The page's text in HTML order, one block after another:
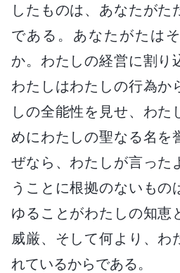
したものは、あなたがた
である。あなたがたは
か。わたしの経営に割り
わたしはわたしの行為か
しの全能性を見せ、わた
めにわたしの聖なる名を
ぜなら、わたしが言った
うことに根拠のないもの
ゆることがわたしの知恵
威厳、そして何より、わ
れているからである。